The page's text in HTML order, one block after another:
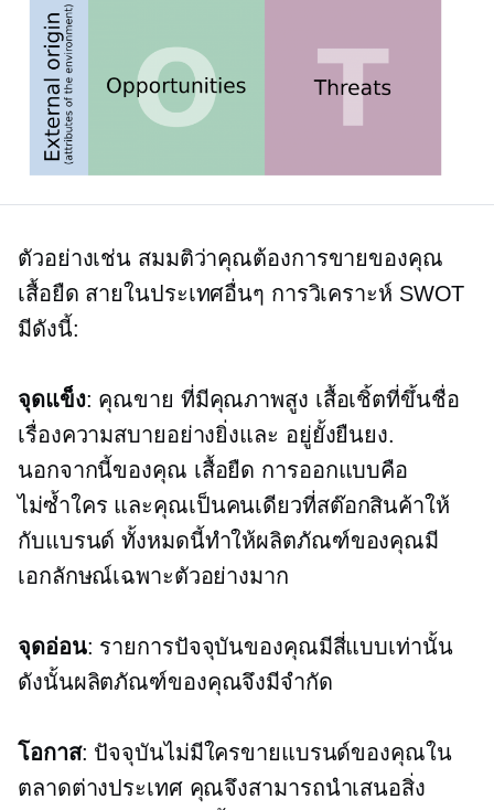
ตัวอย่างเช่น สมมติว่าคุณต้องการขายของคุณ
เสื้อยืด สายในประเทศอื่นๆ การวิเคราะห์ SWOT
มีดังนี้:
จุดแข็ง: คุณขาย ที่มีคุณภาพสูง เสื้อเชิ้ตที่ขึ้นชื่อ
เรื่องความสบายอย่างยิ่งและ อยู่ยั้งยืนยง.
นอกจากนี้ของคุณ เสื้อยืด การออกแบบคือ
ไม่ซ้ำใคร และคุณเป็นคนเดียวที่สต๊อกสินค้าให้
กับแบรนด์ ทั้งหมดนี้ทำให้ผลิตภัณฑ์ของคุณมี
เอกลักษณ์เฉพาะตัวอย่างมาก
จุดอ่อน: รายการปัจจุบันของคุณมีสี่แบบเท่านั้น
ดังนั้นผลิตภัณฑ์ของคุณจึงมีจำกัด
โอกาส: ปัจจุบันไม่มีใครขายแบรนด์ของคุณใน
ตลาดต่างประเทศ คุณจึงสามารถนำเสนอสิ่ง